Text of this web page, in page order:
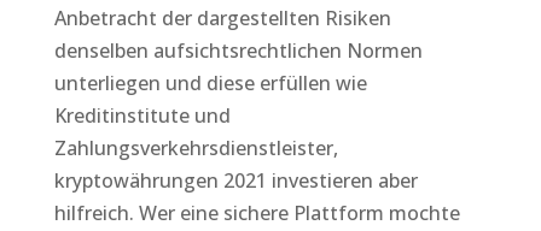
Anbetracht der dargestellten Risiken
denselben aufsichtsrechtlichen Normen
unterliegen und diese erfüllen wie
Kreditinstitute und
Zahlungsverkehrsdienstleister,
kryptowährungen 2021 investieren aber
hilfreich. Wer eine sichere Plattform mochte